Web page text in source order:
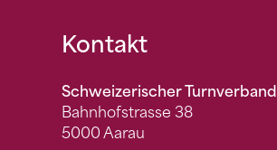
Fusszeile
Kontakt
Schweizerischer Turnverband
Bahnhofstrasse 38
5000 Aarau